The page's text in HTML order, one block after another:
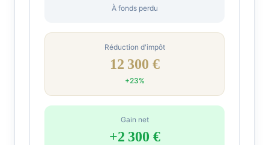
À fonds perdu
Réduction d'impôt
12 300 €
+23%
Gain net
+2 300 €